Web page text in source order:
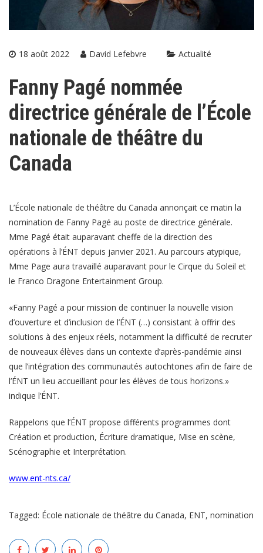
18 août 2022 David Lefebvre Actualité
Fanny Pagé nommée
directrice générale de l’École
nationale de théâtre du
Canada
L’École nationale de théâtre du Canada annonçait ce matin la
nomination de Fanny Pagé au poste de directrice générale.
Mme Pagé était auparavant cheffe de la direction des
opérations à l’ÉNT depuis janvier 2021. Au parcours atypique,
Mme Page aura travaillé auparavant pour le Cirque du Soleil et
le Franco Dragone Entertainment Group.
«Fanny Pagé a pour mission de continuer la nouvelle vision
d’ouverture et d’inclusion de l’ÉNT (…) consistant à offrir des
solutions à des enjeux réels, notamment la difficulté de recruter
de nouveaux élèves dans un contexte d’après-pandémie ainsi
que l’intégration des communautés autochtones afin de faire de
l’ÉNT un lieu accueillant pour les élèves de tous horizons.»
indique l’ÉNT.
Rappelons que l’ÉNT propose différents programmes dont
Création et production, Écriture dramatique, Mise en scène,
Scénographie et Interprétation.
www.ent-nts.ca/
Tagged: École nationale de théâtre du Canada, ENT, nomination